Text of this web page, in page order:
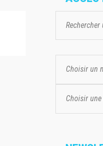
Choisir un
Choisir